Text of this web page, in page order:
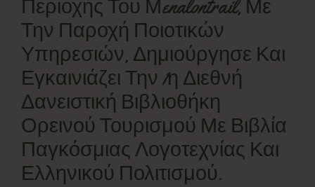
Περιοχής Του Μenalontrail, Με
Την Παροχή Ποιοτικών
Υπηρεσιών, Δημιούργησε Και
Εγκαινιάζει Την 1η Διεθνή
Δανειστική Βιβλιοθήκη
Ορεινού Τουρισμού Με Βιβλία
Παγκόσμιας Λογοτεχνίας Και
Ελληνικού Πολιτισμού.